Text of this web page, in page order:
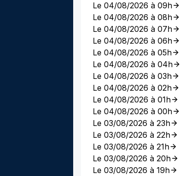
Le 04/08/2026 à 09h
Le 04/08/2026 à 08h
Le 04/08/2026 à 07h
Le 04/08/2026 à 06h
Le 04/08/2026 à 05h
Le 04/08/2026 à 04h
Le 04/08/2026 à 03h
Le 04/08/2026 à 02h
Le 04/08/2026 à 01h
Le 04/08/2026 à 00h
Le 03/08/2026 à 23h
Le 03/08/2026 à 22h
Le 03/08/2026 à 21h
Le 03/08/2026 à 20h
Le 03/08/2026 à 19h